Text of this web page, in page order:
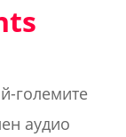
големите
аудио